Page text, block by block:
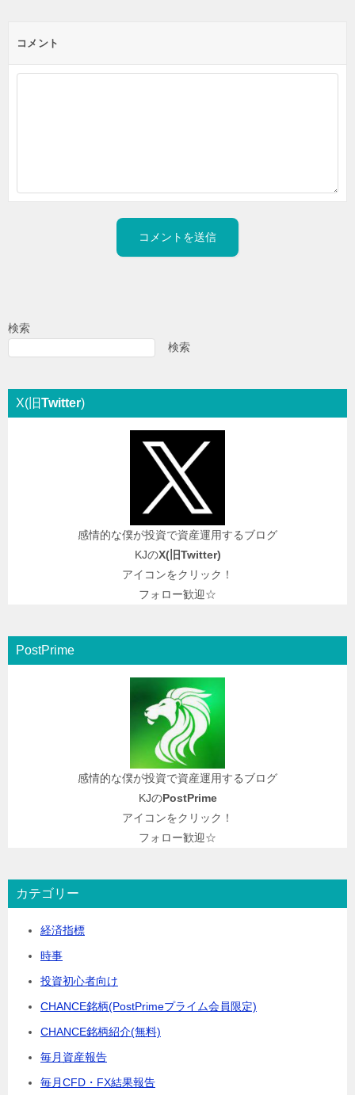
コメント
検索
検索
X(旧Twitter)
感情的な僕が投資で資産運用するブログ
KJのX(旧Twitter)
アイコンをクリック！
フォロー歓迎☆
PostPrime
感情的な僕が投資で資産運用するブログ
KJのPostPrime
アイコンをクリック！
フォロー歓迎☆
カテゴリー
経済指標
時事
投資初心者向け
CHANCE銘柄(PostPrimeプライム会員限定)
CHANCE銘柄紹介(無料)
毎月資産報告
毎月CFD・FX結果報告